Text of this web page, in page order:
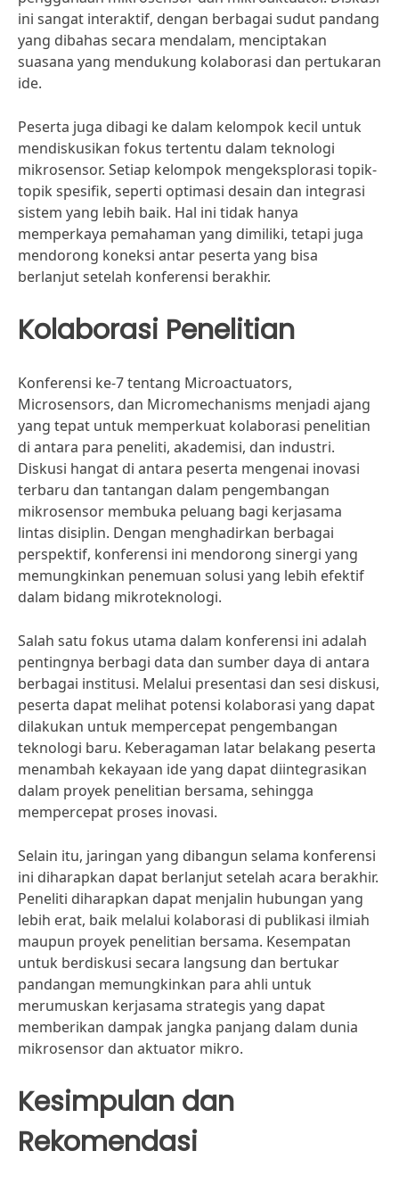
ini sangat interaktif, dengan berbagai sudut pandang
yang dibahas secara mendalam, menciptakan
suasana yang mendukung kolaborasi dan pertukaran
ide.
Peserta juga dibagi ke dalam kelompok kecil untuk
mendiskusikan fokus tertentu dalam teknologi
mikrosensor. Setiap kelompok mengeksplorasi topik-
topik spesifik, seperti optimasi desain dan integrasi
sistem yang lebih baik. Hal ini tidak hanya
memperkaya pemahaman yang dimiliki, tetapi juga
mendorong koneksi antar peserta yang bisa
berlanjut setelah konferensi berakhir.
Kolaborasi Penelitian
Konferensi ke-7 tentang Microactuators,
Microsensors, dan Micromechanisms menjadi ajang
yang tepat untuk memperkuat kolaborasi penelitian
di antara para peneliti, akademisi, dan industri.
Diskusi hangat di antara peserta mengenai inovasi
terbaru dan tantangan dalam pengembangan
mikrosensor membuka peluang bagi kerjasama
lintas disiplin. Dengan menghadirkan berbagai
perspektif, konferensi ini mendorong sinergi yang
memungkinkan penemuan solusi yang lebih efektif
dalam bidang mikroteknologi.
Salah satu fokus utama dalam konferensi ini adalah
pentingnya berbagi data dan sumber daya di antara
berbagai institusi. Melalui presentasi dan sesi diskusi,
peserta dapat melihat potensi kolaborasi yang dapat
dilakukan untuk mempercepat pengembangan
teknologi baru. Keberagaman latar belakang peserta
menambah kekayaan ide yang dapat diintegrasikan
dalam proyek penelitian bersama, sehingga
mempercepat proses inovasi.
Selain itu, jaringan yang dibangun selama konferensi
ini diharapkan dapat berlanjut setelah acara berakhir.
Peneliti diharapkan dapat menjalin hubungan yang
lebih erat, baik melalui kolaborasi di publikasi ilmiah
maupun proyek penelitian bersama. Kesempatan
untuk berdiskusi secara langsung dan bertukar
pandangan memungkinkan para ahli untuk
merumuskan kerjasama strategis yang dapat
memberikan dampak jangka panjang dalam dunia
mikrosensor dan aktuator mikro.
Kesimpulan dan
Rekomendasi